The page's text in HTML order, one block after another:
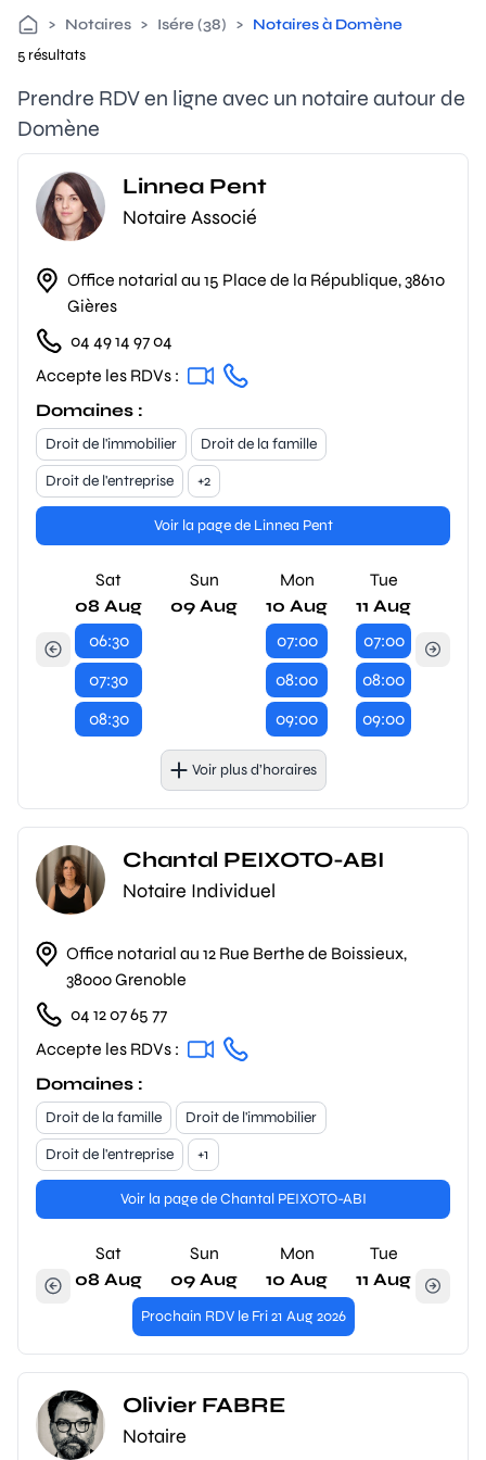
> Notaires > Isére (38) > Notaires à Domène
5 résultats
Prendre RDV en ligne avec un notaire autour de
Domène
Linnea Pent
Notaire Associé
Office notarial au 15 Place de la République, 38610
Gières
04 49 14 97 04
Accepte les RDVs :
Domaines :
Droit de l'immobilier
Droit de la famille
Droit de l'entreprise
+2
Voir la page de Linnea Pent
Sat
08 Aug
06:30
07:30
08:30
Sun
09 Aug
Mon
10 Aug
07:00
08:00
09:00
Tue
11 Aug
07:00
08:00
09:00
Voir plus d’horaires
Chantal PEIXOTO-ABI
Notaire Individuel
Office notarial au 12 Rue Berthe de Boissieux,
38000 Grenoble
04 12 07 65 77
Accepte les RDVs :
Domaines :
Droit de la famille
Droit de l'immobilier
Droit de l'entreprise
+1
Voir la page de Chantal PEIXOTO-ABI
Sat
08 Aug
Sun
09 Aug
Mon
10 Aug
Tue
11 Aug
Prochain RDV le Fri 21 Aug 2026
Olivier FABRE
Notaire